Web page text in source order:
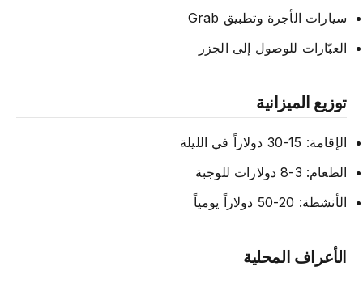
سيارات الأجرة وتطبيق Grab
العبّارات للوصول إلى الجزر
توزيع الميزانية
الإقامة: 15-30 دولاراً في الليلة
الطعام: 3-8 دولارات للوجبة
الأنشطة: 20-50 دولاراً يومياً
الأعراف المحلية